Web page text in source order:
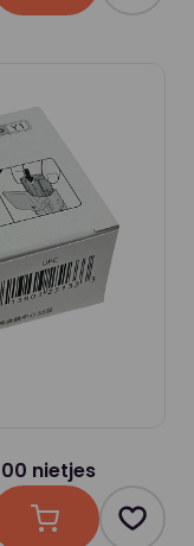
nietjes
In winkelwagen